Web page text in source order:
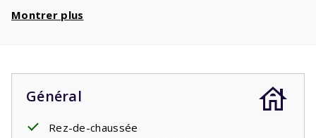
de manière illimitée les
téléphériques
réservez 2 semaines !
Montrer plus
Général
Rez-de-chaussée